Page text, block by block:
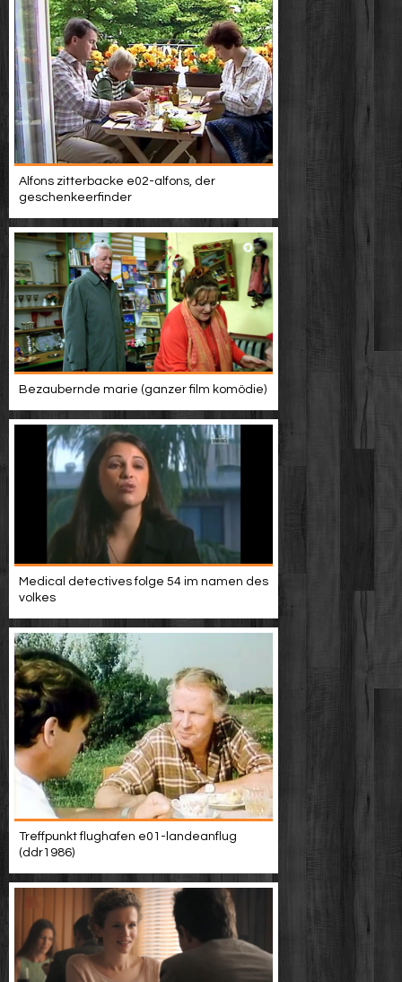
Alfons zitterbacke e02-alfons, der
geschenkeerfinder
Bezaubernde marie (ganzer film komödie)
Medical detectives folge 54 im namen des
volkes
Treffpunkt flughafen e01-landeanflug
(ddr1986)